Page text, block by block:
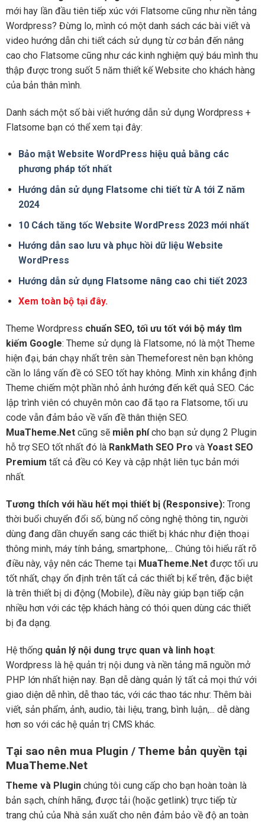
mới hay lần đầu tiên tiếp xúc với Flatsome cũng như nền tảng
Wordpress? Đừng lo, mình có một danh sách các bài viết và
video hướng dẫn chi tiết cách sử dụng từ cơ bản đến nâng
cao cho Flatsome cũng như các kinh nghiệm quý báu mình thu
thập được trong suốt 5 năm thiết kế Website cho khách hàng
của bản thân mình.
Danh sách một số bài viết hướng dẫn sử dụng Wordpress +
Flatsome bạn có thể xem tại đây:
Bảo mật Website WordPress hiệu quả bằng các
phương pháp tốt nhất
Hướng dẫn sử dụng Flatsome chi tiết từ A tới Z năm
2024
10 Cách tăng tốc Website WordPress 2023 mới nhất
Hướng dẫn sao lưu và phục hồi dữ liệu Website
WordPress
Hướng dẫn sử dụng Flatsome nâng cao chi tiết 2023
Xem toàn bộ tại đây.
Theme Wordpress chuẩn SEO, tối ưu tốt với bộ máy tìm
kiếm Google: Theme sử dụng là Flatsome, nó là một Theme
hiện đại, bán chạy nhất trên sàn Themeforest nên bạn không
cần lo lắng vấn đề có SEO tốt hay không. Mình xin khẳng định
Theme chiếm một phần nhỏ ảnh hướng đến kết quả SEO. Các
lập trình viên có chuyên môn cao đã tạo ra Flatsome, tối ưu
code vẫn đảm bảo về vấn đề thân thiện SEO.
MuaTheme.Net cũng sẽ miễn phícho bạn sử dụng 2 Plugin
hỗ trợ SEO tốt nhất đó là RankMath SEO Pro và Yoast SEO
Premium tất cả đều có Key và cập nhật liên tục bản mới
nhất.
Tương thích với hầu hết mọi thiết bị (Responsive): Trong
thời buổi chuyển đổi số, bùng nổ công nghệ thông tin, người
dùng đang dần chuyển sang các thiết bị khác như điện thoại
thông minh, máy tính bảng, smartphone,... Chúng tôi hiểu rất rõ
điều này, vậy nên các Theme tại MuaTheme.Net được tối ưu
tốt nhất, chạy ổn định trên tất cả các thiết bị kể trên, đặc biệt
là trên thiết bị di động (Mobile), điều này giúp bạn tiếp cận
nhiều hơn với các tệp khách hàng có thói quen dùng các thiết
bị đa dạng.
Hệ thống quản lý nội dung trực quan và linh hoạt:
Wordpress là hệ quản trị nội dung và nền tảng mã nguồn mở
PHP lớn nhất hiện nay. Bạn dễ dàng quản lý tất cả mọi thứ với
giao diện dễ nhìn, dễ thao tác, với các thao tác như: Thêm bài
viết, sản phẩm, ảnh, audio, tài liệu, trang, bình luận,... dễ dàng
hơn so với các hệ quản trị CMS khác.
Tại sao nên mua Plugin / Theme bản quyền tại
MuaTheme.Net
Theme và Plugin chúng tôi cung cấp cho bạn hoàn toàn là
bản sạch, chính hãng, được tải (hoặc getlink) trực tiếp từ
trang chủ của Nhà sản xuất cho nên đảm bảo về độ an toàn